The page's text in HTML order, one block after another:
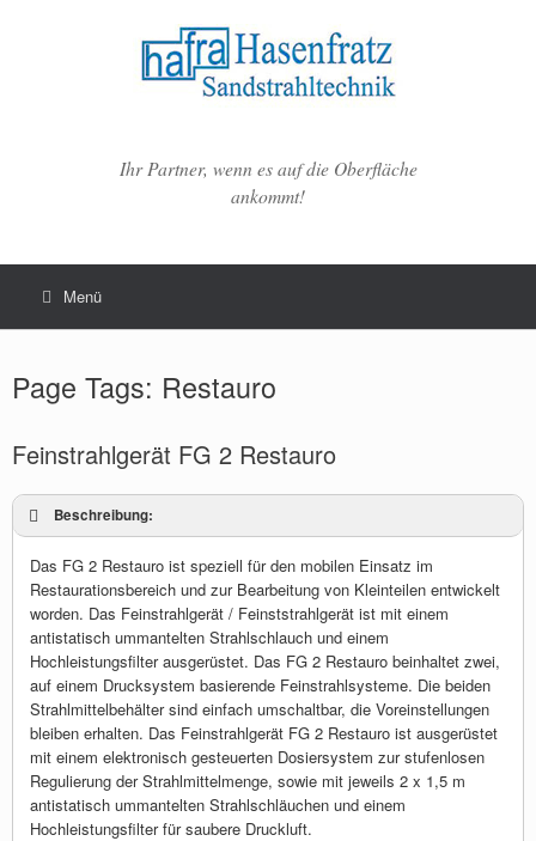
Ihr Partner, wenn es auf die Oberfläche
ankommt!
Menü
Page Tags: Restauro
Feinstrahlgerät FG 2 Restauro
Beschreibung:
Das FG 2 Restauro ist speziell für den mobilen Einsatz im
Restaurationsbereich und zur Bearbeitung von Kleinteilen entwickelt
worden. Das Feinstrahlgerät / Feinststrahlgerät ist mit einem
antistatisch ummantelten Strahlschlauch und einem
Hochleistungsfilter ausgerüstet. Das FG 2 Restauro beinhaltet zwei,
auf einem Drucksystem basierende Feinstrahlsysteme. Die beiden
Strahlmittelbehälter sind einfach umschaltbar, die Voreinstellungen
bleiben erhalten. Das Feinstrahlgerät FG 2 Restauro ist ausgerüstet
mit einem elektronisch gesteuerten Dosiersystem zur stufenlosen
Regulierung der Strahlmittelmenge, sowie mit jeweils 2 x 1,5 m
antistatisch ummantelten Strahlschläuchen und einem
Hochleistungsfilter für saubere Druckluft.